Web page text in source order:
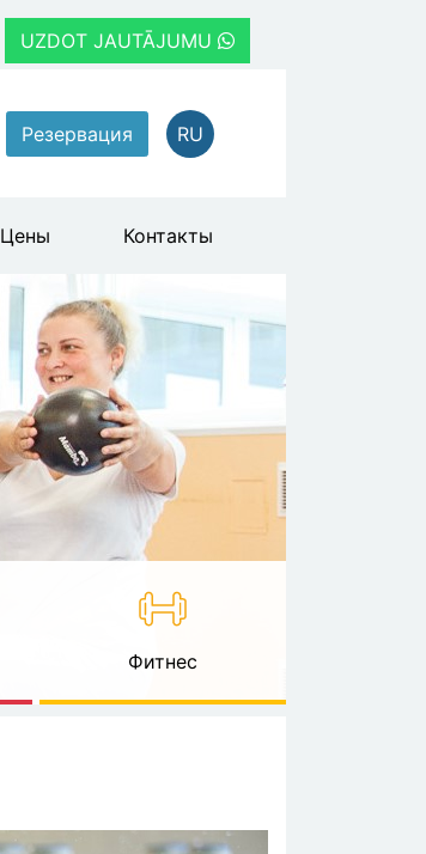
UZDOT JAUTĀJUMU
Резервация RU
Цены Контакты
Фитнес